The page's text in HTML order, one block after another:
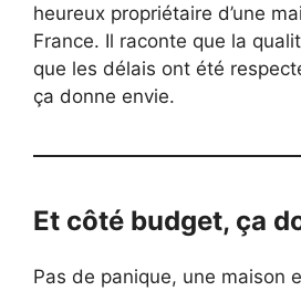
heureux propriétaire d’une
France. Il raconte que la
que les délais ont été
ça donne envie.
Et côté budget, ça
Pas de panique, une maison